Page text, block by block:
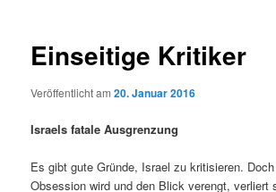
Einseitige Kritiker
Veröffentlicht am20. Januar 2016
Israels fatale Ausgrenzung
Es gibt gute Gründe, Israel zu kritisieren.
Obsession wird und den Blick verengt, verliert